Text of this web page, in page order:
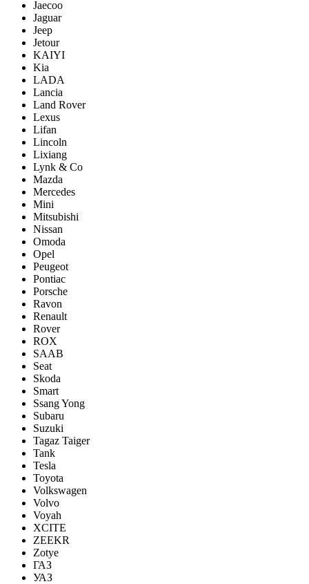
Jaecoo
Jaguar
Jeep
Jetour
KAIYI
Kia
LADA
Lancia
Land Rover
Lexus
Lifan
Lincoln
Lixiang
Lynk & Co
Mazda
Mercedes
Mini
Mitsubishi
Nissan
Omoda
Opel
Peugeot
Pontiac
Porsсhe
Ravon
Renault
Rover
ROX
SAAB
Seat
Skoda
Smart
Ssang Yong
Subaru
Suzuki
Tagaz Taiger
Tank
Tesla
Toyota
Volkswagen
Volvo
Voyah
XCITE
ZEEKR
Zotye
ГАЗ
УАЗ